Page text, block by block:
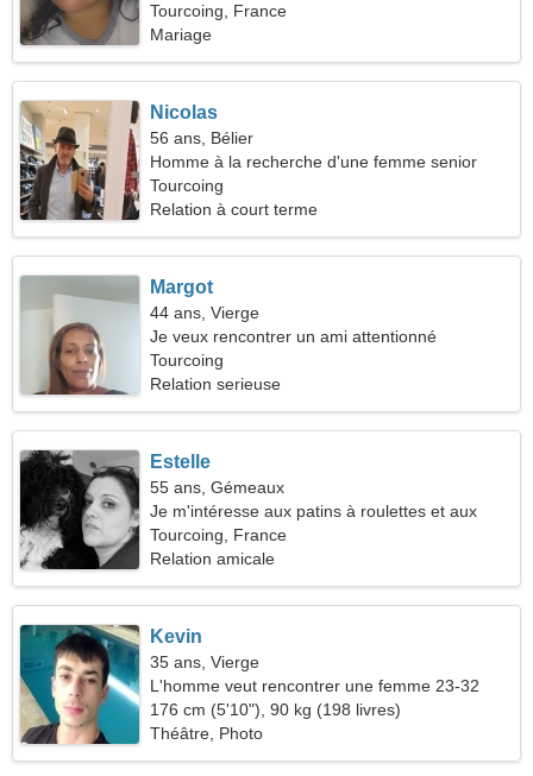
Tourcoing, France
Mariage
Nicolas
56 ans, Bélier
Homme à la recherche d'une femme senior
Tourcoing
Relation à court terme
Margot
44 ans, Vierge
Je veux rencontrer un ami attentionné
Tourcoing
Relation serieuse
Estelle
55 ans, Gémeaux
Je m'intéresse aux patins à roulettes et aux
voitures
Tourcoing, France
Relation amicale
Kevin
35 ans, Vierge
L'homme veut rencontrer une femme 23-32
176 cm (5'10"), 90 kg (198 livres)
Théâtre, Photo